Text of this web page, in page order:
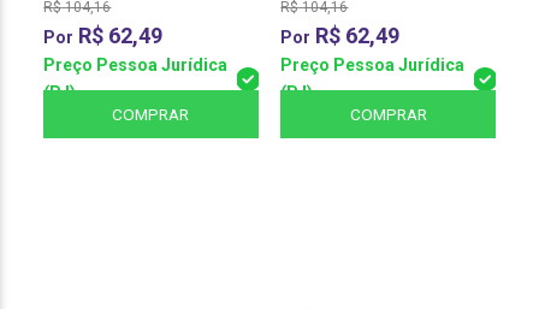
R$ 104,16
R$ 62,49
Preço Pessoa Jurídica
(PJ)
COMPRAR
R$ 104,16
R$ 62,49
Preço Pessoa Jurídica
(PJ)
COMPRAR